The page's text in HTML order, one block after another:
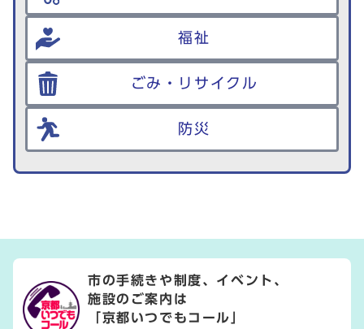
福祉
ごみ・リサイクル
防災
市の手続きや制度、イベント、
施設のご案内は
「京都いつでもコール」